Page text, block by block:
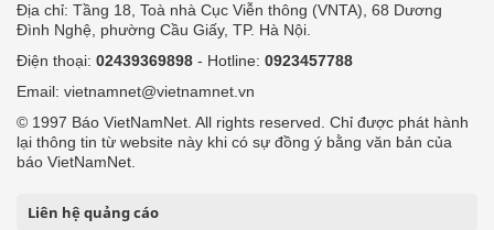
Địa chỉ: Tầng 18, Toà nhà Cục Viễn thông (VNTA), 68 Dương
Đình Nghệ, phường Cầu Giấy, TP. Hà Nội.
Điện thoại: 02439369898 - Hotline: 0923457788
Email: vietnamnet@vietnamnet.vn
© 1997 Báo VietNamNet. All rights reserved. Chỉ được phát hành
lại thông tin từ website này khi có sự đồng ý bằng văn bản của
báo VietNamNet.
Liên hệ quảng cáo